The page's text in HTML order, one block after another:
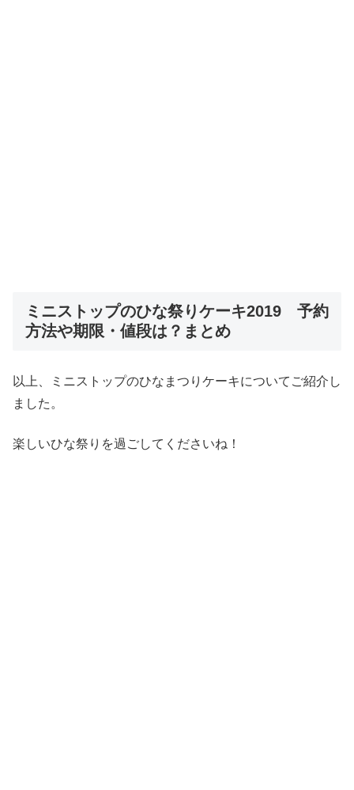
ミニストップのひな祭りケーキ2019 予約
方法や期限・値段は？まとめ
以上、ミニストップのひなまつりケーキについてご紹介し
ました。
楽しいひな祭りを過ごしてくださいね！